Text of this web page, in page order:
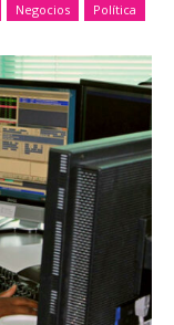
Negocios Política